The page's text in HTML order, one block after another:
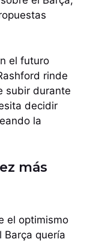
el futuro
rinde
subir durante
decidir
la
más
el optimismo
Barça quería